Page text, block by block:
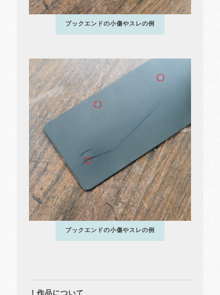
ブックエンドの小傷やスレの例
ブックエンドの小傷やスレの例
！作品について